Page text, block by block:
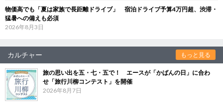
物価高でも「夏は家族で長距離ドライブ」 宿泊ドライブ予算4万円超、渋滞・
猛暑への備えも必須
2026年8月3日
カルチャー もっと見る
旅の思い出を五・七・五で！ エースが「かばんの日」に合わ
せ「旅行川柳コンテスト」を開催
2026年8月7日